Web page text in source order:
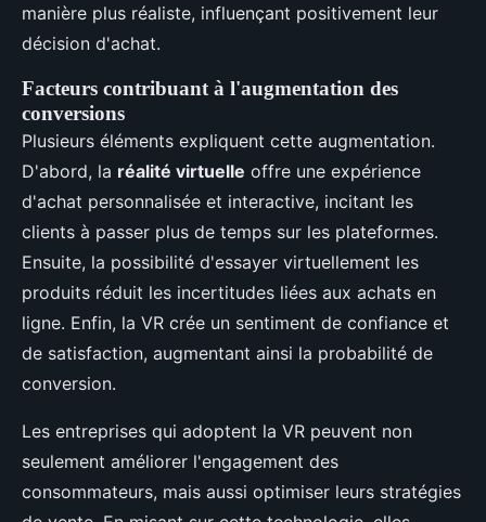
manière plus réaliste, influençant positivement leur
décision d'achat.
Facteurs contribuant à l'augmentation des
conversions
Plusieurs éléments expliquent cette augmentation.
D'abord, la réalité virtuelle offre une expérience
d'achat personnalisée et interactive, incitant les
clients à passer plus de temps sur les plateformes.
Ensuite, la possibilité d'essayer virtuellement les
produits réduit les incertitudes liées aux achats en
ligne. Enfin, la VR crée un sentiment de confiance et
de satisfaction, augmentant ainsi la probabilité de
conversion.
Les entreprises qui adoptent la VR peuvent non
seulement améliorer l'engagement des
consommateurs, mais aussi optimiser leurs stratégies